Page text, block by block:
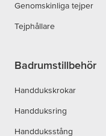
Genomskinliga tejper
Tejphållare
Badrumstillbehör
Handdukskrokar
Handduksring
Handduksstång